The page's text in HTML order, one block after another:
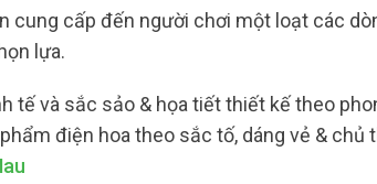
cung cấp đến người chơi một loạt các
lựa.
tế và sắc sảo & họa tiết thiết kế theo
điện hoa theo sắc tố, dáng vẻ &